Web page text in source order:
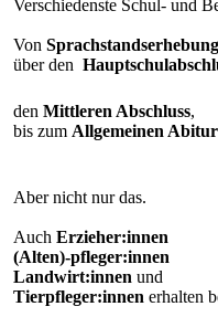
Verschiedenste Schul- und
Von
über den
den Mittleren Abschluss,
bis zum Allgemeinen Abitur
Aber nicht nur das.
Auch Erzieher:innen
(Alten)-pfleger:innen
Landwirt:innen und
Tierpfleger:innen erhalten